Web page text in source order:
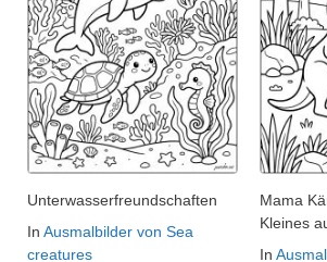
Unterwasserfreundschaften
In Ausmalbilder von Sea
creatures
Mama
Kleines
In